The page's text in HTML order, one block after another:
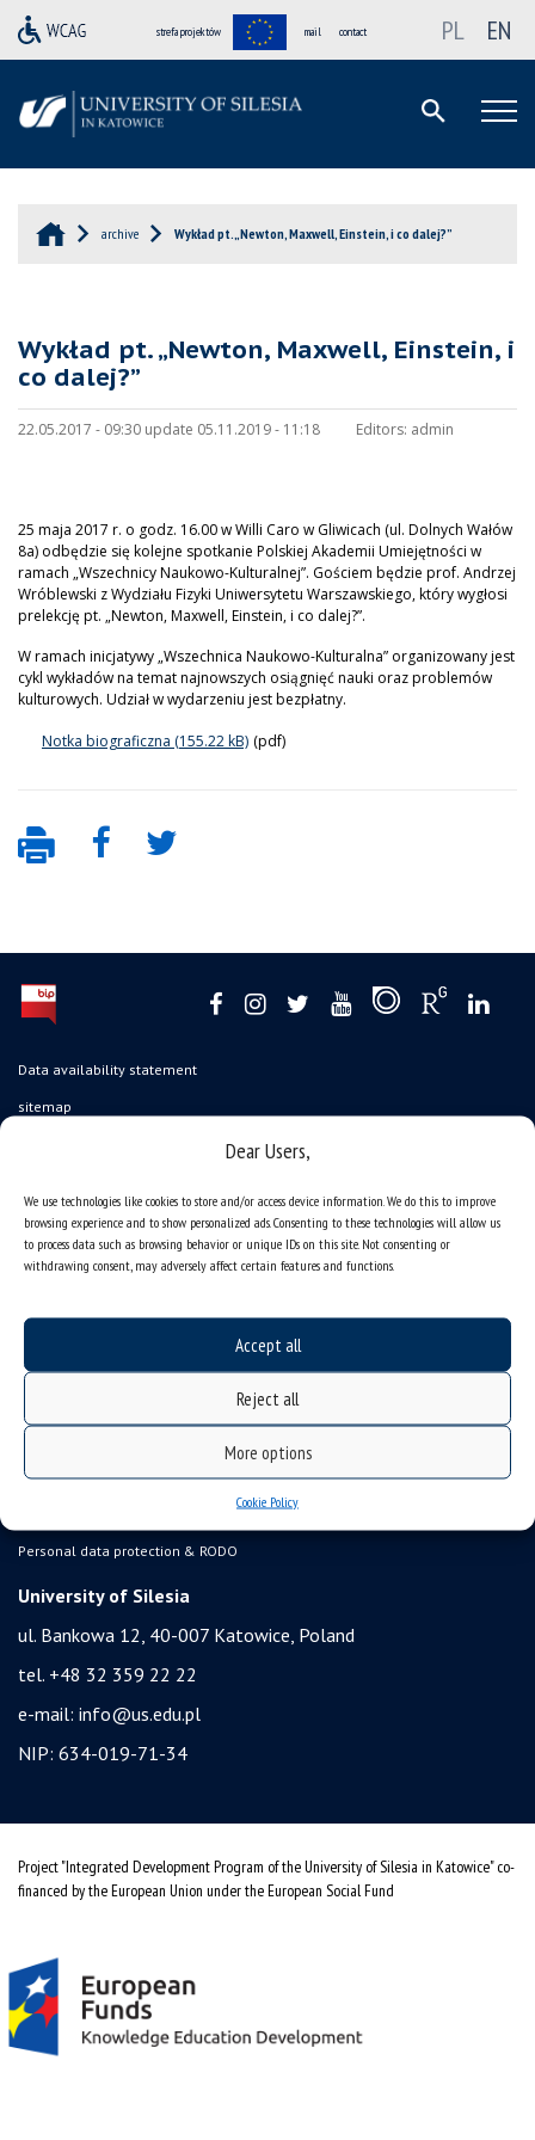
Dear Users,
We use technologies like cookies to store and/or access device information. We do this to improve
browsing experience and to show personalized ads. Consenting to these technologies will allow us
to process data such as browsing behavior or unique IDs on this site. Not consenting or
withdrawing consent, may adversely affect certain features and functions.
Accept all
Reject all
More options
Cookie Policy
strefa projektów mail contact PL EN
archive Wykład pt. „Newton, Maxwell, Einstein, i co dalej?”
Wykład pt. „Newton, Maxwell, Einstein, i
co dalej?”
22.05.2017 - 09:30 update 05.11.2019 - 11:18 Editors: admin
25 maja 2017 r. o godz. 16.00 w Willi Caro w Gliwicach (ul. Dolnych Wałów
8a) odbędzie się kolejne spotkanie Polskiej Akademii Umiejętności w
ramach „Wszechnicy Naukowo-Kulturalnej”. Gościem będzie prof. Andrzej
Wróblewski z Wydziału Fizyki Uniwersytetu Warszawskiego, który wygłosi
prelekcję pt. „Newton, Maxwell, Einstein, i co dalej?”.
W ramach inicjatywy „Wszechnica Naukowo-Kulturalna” organizowany jest
cykl wykładów na temat najnowszych osiągnięć nauki oraz problemów
kulturowych. Udział w wydarzeniu jest bezpłatny.
Notka biograficzna (pdf)
Data availability statement
sitemap
organization of the academic year
USOSweb
study programmes
admission
Department of International Relations
Erasmus
Personal data protection & RODO
University of Silesia
ul. Bankowa 12, 40-007 Katowice, Poland
tel. +48 32 359 22 22
e-mail: info@us.edu.pl
NIP: 634-019-71-34
Project "Integrated Development Program of the University of Silesia in Katowice" co-
financed by the European Union under the European Social Fund